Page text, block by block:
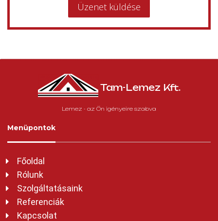
Üzenet küldése
Tam-Lemez Kft.
Lemez - az Ön igényeire szabva
Menüpontok
Főoldal
Rólunk
Szolgáltatásaink
Referenciák
Kapcsolat